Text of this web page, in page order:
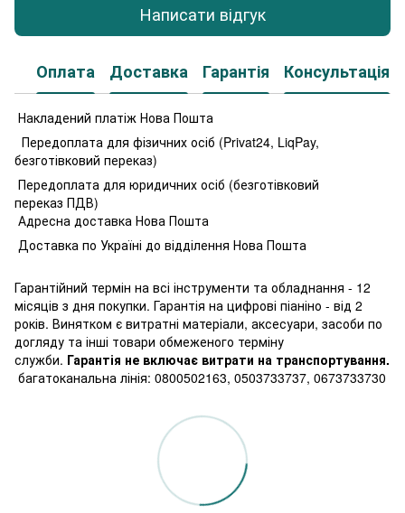
Написати відгук
Оплата Доставка Гарантія Консультація
Накладений платіж Нова Пошта
Передоплата для фізичних осіб (Privat24, LiqPay,
безготівковий переказ)
Передоплата для юридичних осіб (безготівковий
переказ ПДВ)
Адресна доставка Нова Пошта
Доставка по Україні до відділення Нова Пошта
Гарантійний термін на всі інструменти та обладнання - 12
місяців з дня покупки. Гарантія на цифрові піаніно - від 2
років. Винятком є витратні матеріали, аксесуари, засоби по
догляду та інші товари обмеженого терміну
служби. Гарантія не включає витрати на транспортування.
багатоканальна лінія: 0800502163, 0503733737, 0673733730